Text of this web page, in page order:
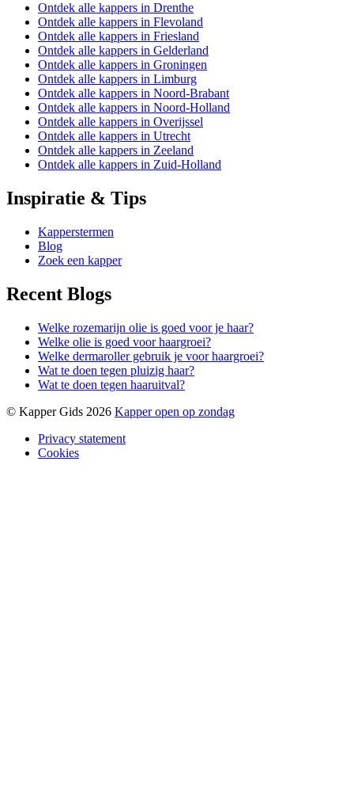
Ontdek alle kappers in Drenthe
Ontdek alle kappers in Flevoland
Ontdek alle kappers in Friesland
Ontdek alle kappers in Gelderland
Ontdek alle kappers in Groningen
Ontdek alle kappers in Limburg
Ontdek alle kappers in Noord-Brabant
Ontdek alle kappers in Noord-Holland
Ontdek alle kappers in Overijssel
Ontdek alle kappers in Utrecht
Ontdek alle kappers in Zeeland
Ontdek alle kappers in Zuid-Holland
Inspiratie & Tips
Kapperstermen
Blog
Zoek een kapper
Recent Blogs
Welke rozemarijn olie is goed voor je haar?
Welke olie is goed voor haargroei?
Welke dermaroller gebruik je voor haargroei?
Wat te doen tegen pluizig haar?
Wat te doen tegen haaruitval?
© Kapper Gids 2026 Kapper open op zondag
Privacy statement
Cookies